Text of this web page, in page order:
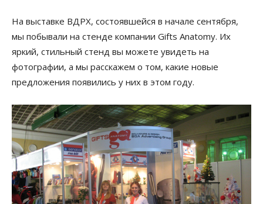
На выставке ВДРХ, состоявшейся в начале сентября,
мы побывали на стенде компании Gifts Anatomy. Их
яркий, стильный стенд вы можете увидеть на
фотографии, а мы расскажем о том, какие новые
предложения появились у них в этом году.